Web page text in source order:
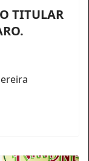
TITULAR